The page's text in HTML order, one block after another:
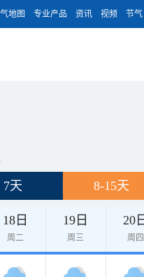
地图 专业产品 资讯 视频 节气
7天 8-15天
18日
周二
19日
周三
20
周四